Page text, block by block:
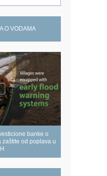
O VODAMA
banke o
od poplava u